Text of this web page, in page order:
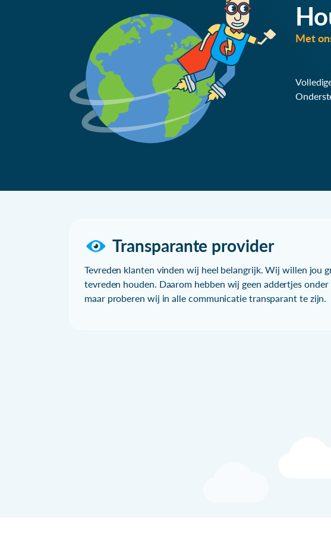
Met
Transparante provider
Tevreden klanten vinden wij heel belangrijk. Wij willen jou
tevreden houden. Daarom hebben wij geen addertjes onder
maar proberen wij in alle communicatie transparant te zijn.